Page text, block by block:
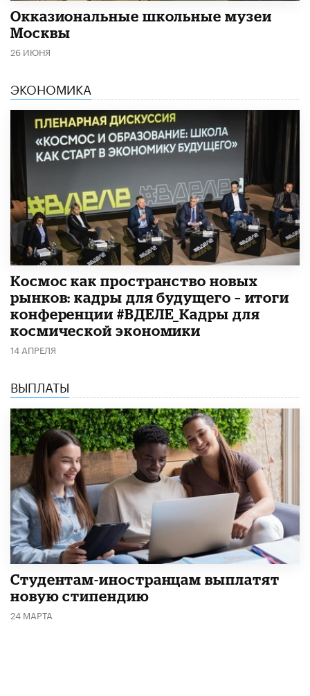
​Окказиональные школьные музеи
Москвы
26 ИЮНЯ
ЭКОНОМИКА
Космос как пространство новых
рынков: кадры для будущего – итоги
конференции #ВДЕЛЕ_Кадры для
космической экономики
14 АПРЕЛЯ
ВЫПЛАТЫ
Студентам-иностранцам выплатят
новую стипендию
24 МАРТА